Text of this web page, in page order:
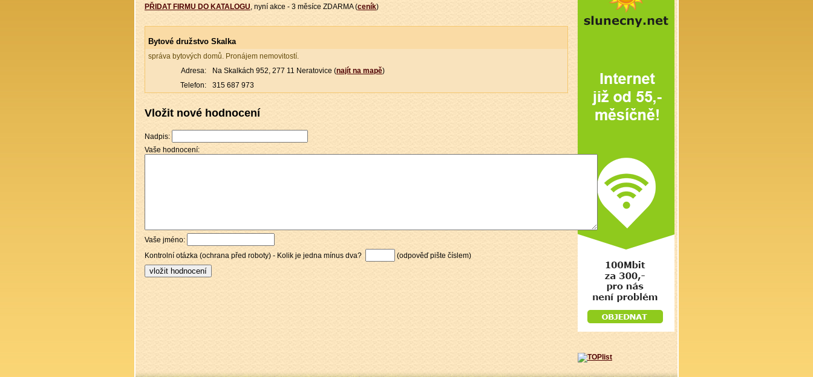
PŘIDAT FIRMU DO KATALOGU, nyní akce - 3 měsíce ZDARMA (ceník)
Bytové družstvo Skalka
správa bytových domů. Pronájem nemovitostí.
Adresa:
Na Skalkách 952, 277 11 Neratovice (najít na mapě)
Telefon:
315 687 973
Vložit nové hodnocení
Nadpis:
Vaše hodnocení:
Vaše jméno:
Kontrolní otázka (ochrana před roboty) - Kolik je jedna mínus dva?
(odpověď pište číslem)